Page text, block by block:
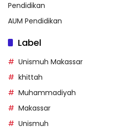
Pendidikan
AUM Pendidikan
Label
Unismuh Makassar
khittah
Muhammadiyah
Makassar
Unismuh